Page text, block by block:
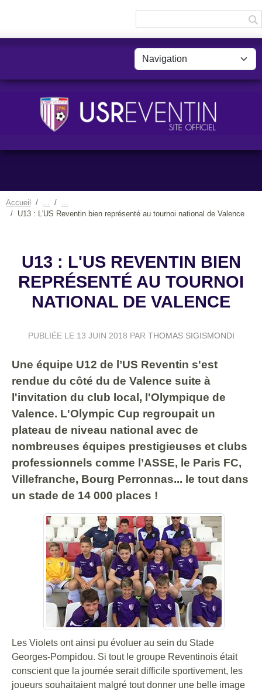
Accueil
U13 : L'US Reventin bien représenté au tournoi national de Valence
U13 : L'US REVENTIN BIEN
REPRÉSENTÉ AU TOURNOI
NATIONAL DE VALENCE
PUBLIÉE LE 13 JUIN 2018 PAR THOMAS SIGISMONDI
Une équipe U12 de l’US Reventin s'est
rendue du côté du de Valence suite à
l'invitation du club local, l'Olympique de
Valence. L'Olympic Cup regroupait un
plateau de niveau national avec de
nombreuses équipes prestigieuses et clubs
professionnels comme l’ASSE, le Paris FC,
Villefranche, Bourg Perronnas... le tout dans
un stade de 14 000 places !
Les Violets ont ainsi pu évoluer au sein du Stade
Georges-Pompidou. Si tout le groupe Reventinois était
conscient que la journée serait difficile sportivement, les
joueurs souhaitaient malgré tout donner une belle image